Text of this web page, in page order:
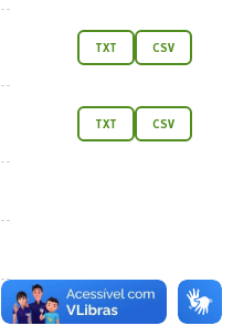
TXT CSV
TXT CSV